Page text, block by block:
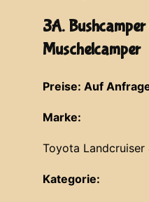
3A.
Muschelcamper
Preise: Auf
Marke:
Toyota Landcruiser
Kategorie: